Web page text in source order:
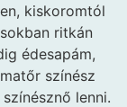
kiskoromtól
ritkán
édesapám,
színész
lenni.